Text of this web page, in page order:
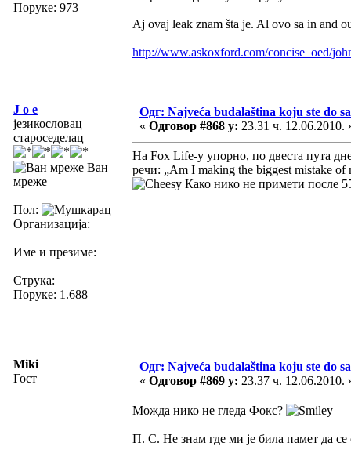
Поруке: 973
Aj ovaj leak znam šta je. Al ovo sa in and
http://www.askoxford.com/concise_oed/
J o e
језикословац
староседелац
Ван
мреже
Пол:
Организација:
Име и презиме:
Струка:
Поруке: 1.688
Одг: Najveća budalaština koju ste do
« Одговор #868 у: 23.31 ч. 12.06.2010.
На Fox Life-у упорно, по двеста пута
речи: „Am I making the biggest mistake
Како нико не примети после
Miki
Гост
Одг: Najveća budalaština koju ste do
« Одговор #869 у: 23.37 ч. 12.06.2010.
Можда нико не гледа Фокс?
П. С. Не знам где ми је била памет да